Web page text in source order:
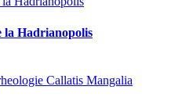
la Hadrianopolis